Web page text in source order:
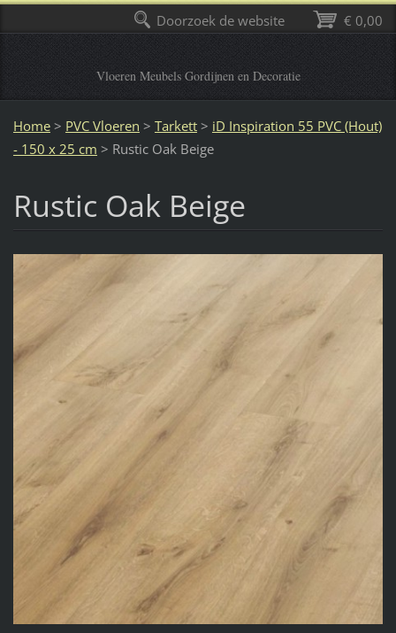
Vloeren Meubels Gordijnen en Decoratie
Home > PVC Vloeren > Tarkett > iD Inspiration 55 PVC (Hout)
- 150 x 25 cm > Rustic Oak Beige
Rustic Oak Beige
€ 0,00
Doorzoek de website